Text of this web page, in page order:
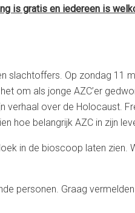
is gratis en iedereen is
slachtoffers. Op zondag 11
om als jonge AZC’er
verhaal over de Holocaust.
hoe belangrijk AZC in zijn
in de bioscoop laten zien.
personen. Graag